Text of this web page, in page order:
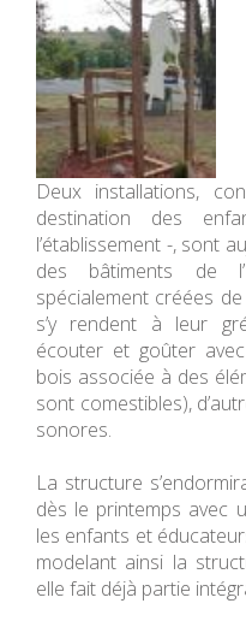
Deux installations,
destination des
l’établissement -, sont
des bâtiments de
spécialement créées
s’y rendent à leur
écouter et goûter
bois associée à des
sont comestibles),
sonores.
La structure
dès le printemps avec
les enfants et
modelant ainsi la
elle fait déjà partie